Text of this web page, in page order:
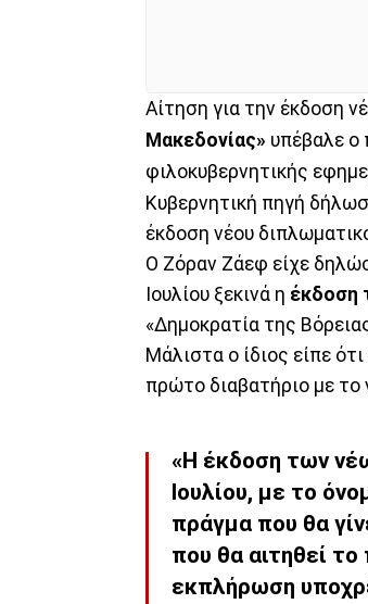
Αίτηση για την έκδοση
Μακεδονίας» υπέβαλε
φιλοκυβερνητικής
Κυβερνητική πηγή
έκδοση νέου
Ο Ζόραν Ζάεφ είχε
Ιουλίου ξεκινά η έκδοση
«Δημοκρατία της
Μάλιστα ο ίδιος είπε
πρώτο διαβατήριο με
«Η έκδοση των
Ιουλίου, με το
πράγμα που θα
που θα αιτηθεί
εκπλήρωση